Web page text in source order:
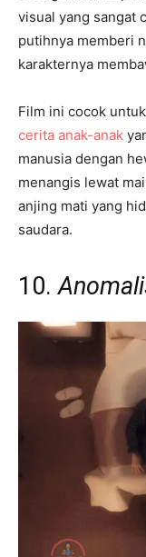
visual yang sangat
putihnya memberi
karakternya
Film ini cocok
cerita anak-anak
manusia dengan
menangis lewat
anjing mati yang
saudara.
10.